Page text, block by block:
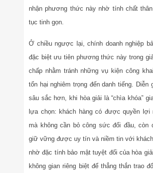
nhận phương thức này nhờ tính chất
tục tinh gọn.
Ở chiều ngược lại, chính doanh nghiệp
đặc biệt ưu tiên phương thức này trong
chấp nhằm tránh những vụ kiện công
tổn hại nghiêm trọng đến danh tiếng. Diễn
sâu sắc hơn, khi hòa giải là “chìa khóa”
lựa chọn: khách hàng có được quyền lợi
mà không cần bỏ công sức đối đầu, còn
giữ vững được uy tín và niềm tin với
nhờ đặc tính bảo mật tuyệt đối của hòa
không gian riêng biệt để thẳng thắn trao